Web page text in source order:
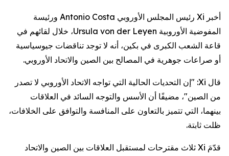
أخبر Xi رئيس المجلس الأوروبي Antonio Costa ورئيسة
المفوضية الأوروبية Ursula von der Leyen، خلال لقائهم في
قاعة الشعب الكبرى في بكين، أنه لا توجد تناقضات جيوسياسية
أو صراعات جوهرية في المصالح بين الصين والاتحاد الأوروبي.
قال Xi: "إن التحديات الحالية التي تواجه الاتحاد الأوروبي لا تصدر
من الصين"، مضيفًا أن الأسس والتوجه السائد في العلاقات
بينهما، التي تتميز بالتعاون على المنافسة والتوافق على الخلافات،
ظلت ثابتة.
قدّمَ Xi ثلاث مقترحات لمستقبل العلاقات بين الصين والاتحاد